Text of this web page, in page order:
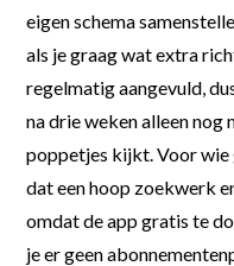
eigen schema
als je graag wat extra
regelmatig aangevuld,
na drie weken alleen nog
poppetjes kijkt. Voor wie
dat een hoop zoekwerk
omdat de app gratis te
je er geen